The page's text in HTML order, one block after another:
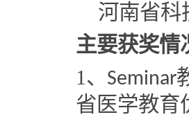
河南省
主要获奖情
1、 Seminar
省医学教